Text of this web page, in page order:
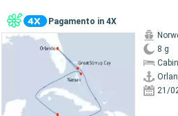
Pagamento in 4X
8 g
21/